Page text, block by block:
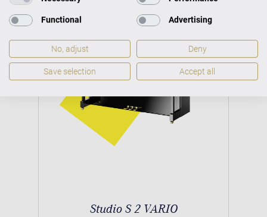
Studio S 2 VARIO
Functional Advertising
No, adjust Deny
Save selection Accept all